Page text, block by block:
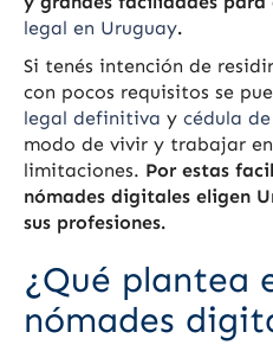
legal en Uruguay.
Si tenés intención de
con pocos requisitos se
legal definitiva y cédula
modo de vivir y trabajar
limitaciones. Por estas
nómades digitales eligen
sus profesiones.
¿Qué plantea
nómades